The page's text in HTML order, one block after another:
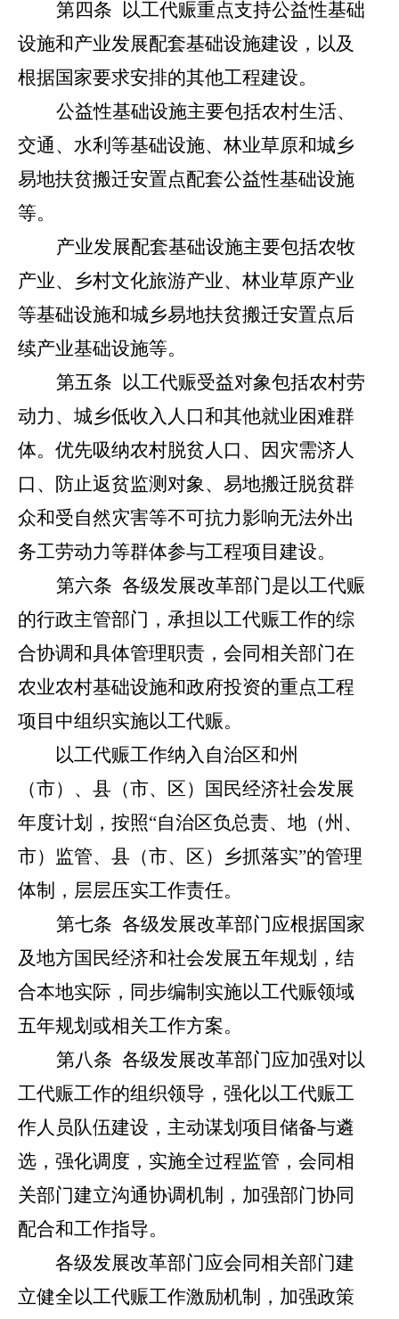
第 四条
以工代赈重点支持公益性基础
设施和产业发展配套基础设施建设，以及
根据国家要求安排的其他工程建设。
公益性基础设施主要包括农村生活、
交通、水利等基础设施、林业草原和城乡
易地扶贫搬迁安置点配套公益性基础设施
等。
产业发展配套基础设施主要包括农牧
产业、乡村文化旅游产业、林业草原产业
等基础设施和城乡易地扶贫搬迁安置点后
续产业基础设施等。
第五条
以工代赈受益对象包括农村劳
动力、城乡低收入人口和其他就业困难群
体。优先吸纳农村脱贫人口、因灾需济人
口、防止返贫监测对象、易地搬迁脱贫群
众和受自然灾害等不可抗力影响无法外出
务工劳动力等群体参与工程项目建设。
第六条 各级发展改革部门是以工代赈
的行政主管部门，承担以工代赈工作的综
合协调和具体管理职责，会同相关部门在
农业农村基础设施和政府投资的重点工程
项目中组织实施以工代赈。
以工代赈工作纳入自治区和州
（市）、县（市、区）国民经济社会发展
年度计划，按照“自治区负总责、地（州、
市）监管、县（市、区）乡抓落实”的管理
体制，层层压实工作责任。
第七条 各级发展改革部门应根据国家
及地方国民经济和社会发展五年规划，结
合本地实际，同步编制实施以工代赈领域
五年规划或相关工作方案。
第八条 各级发展改革部门应加强对以
工代赈工作的组织领导，强化以工代赈工
作人员队伍建设，主动谋划项目储备与遴
选，强化调度，实施全过程监管，会同相
关部门建立沟通协调机制，加强部门协同
配合和工作指导。
各级发展改革部门应会同相关部门建
立健全以工代赈工作激励机制，加强政策